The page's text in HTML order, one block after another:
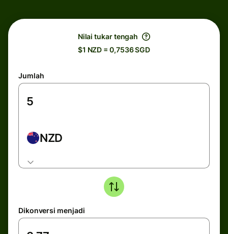
Nilai tukar tengah
$1 NZD = 0,7536 SGD
Jumlah
NZD
Dikonversi menjadi